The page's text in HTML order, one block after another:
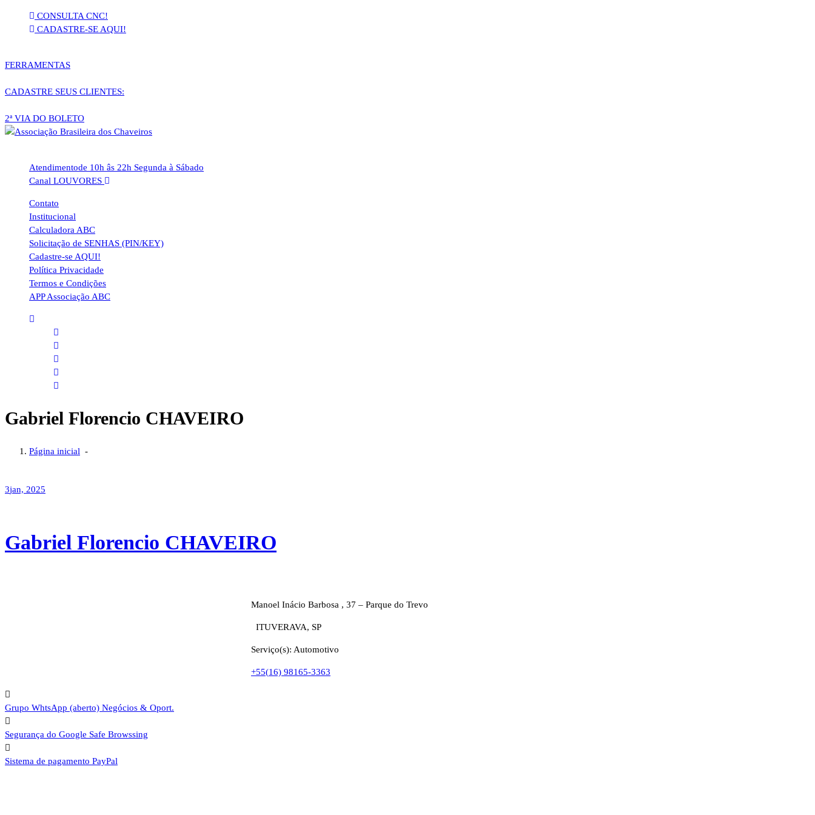
CONSULTA CNC!
CADASTRE-SE AQUI!
FERRAMENTAS
CADASTRE SEUS CLIENTES:
2ª VIA DO BOLETO
Atendimentode 10h âs 22h Segunda à Sábado
Canal LOUVORES
Contato
Institucional
Calculadora ABC
Solicitação de SENHAS (PIN/KEY)
Cadastre-se AQUI!
Política Privacidade
Termos e Condições
APP Associação ABC
Gabriel Florencio CHAVEIRO
Página inicial -
3jan, 2025
Gabriel Florencio CHAVEIRO
Manoel Inácio Barbosa , 37 – Parque do Trevo
ITUVERAVA, SP
Serviço(s): Automotivo
+55(16) 98165-3363
Grupo WhtsApp (aberto) Negócios & Oport.
Segurança do Google Safe Browssing
Sistema de pagamento PayPal